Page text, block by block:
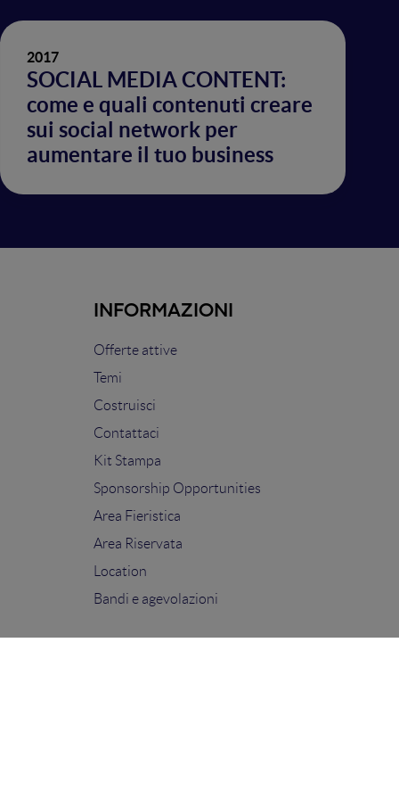
2017
SOCIAL MEDIA CONTENT:
come e quali contenuti creare
sui social network per
aumentare il tuo business
INFORMAZIONI
Offerte attive
Temi
Costruisci
Contattaci
Kit Stampa
Sponsorship Opportunities
Area Fieristica
Area Riservata
Location
Bandi e agevolazioni